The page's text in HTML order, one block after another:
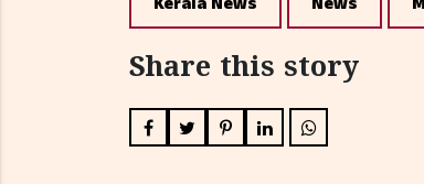
Share this story